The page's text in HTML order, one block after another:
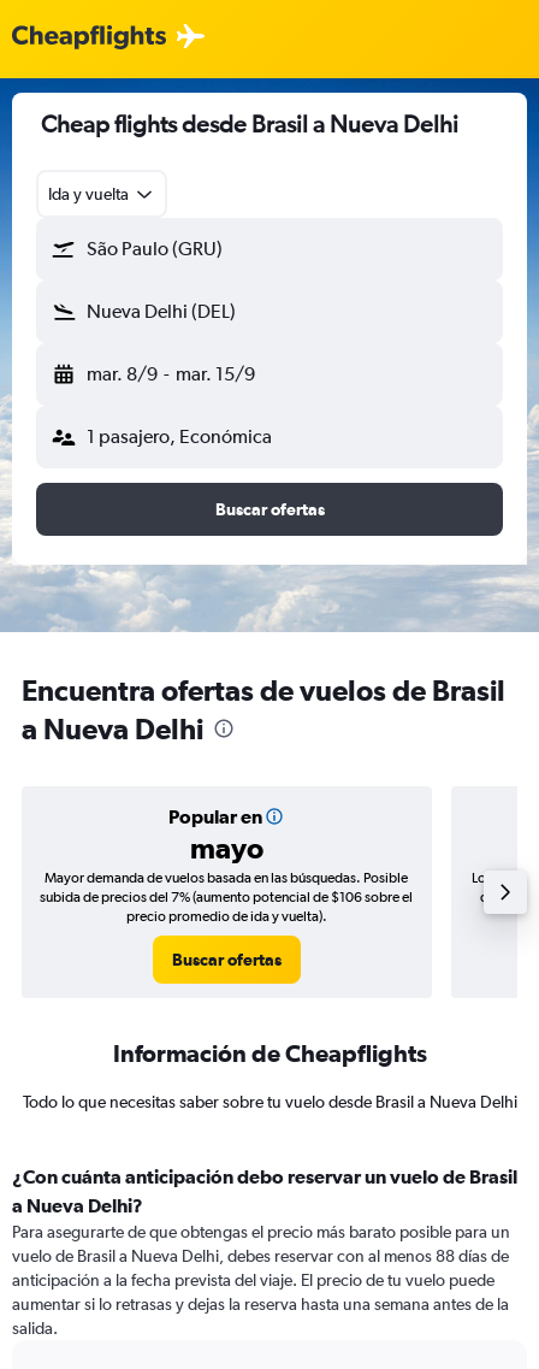
Cheap flights desde Brasil a Nueva Delhi
Ida y vuelta
São Paulo (GRU)
Nueva Delhi (DEL)
mar. 8/9 - mar. 15/9
1 pasajero, Económica
Buscar ofertas
Encuentra ofertas de vuelos de Brasil
a Nueva Delhi
Popular en
mayo
Mayor demanda de vuelos basada en las búsquedas. Posible
subida de precios del 7% (aumento potencial de $106 sobre el
precio promedio de ida y vuelta).
Buscar ofertas
Los
de
Información de Cheapflights
Todo lo que necesitas saber sobre tu vuelo desde Brasil a Nueva Delhi
¿Con cuánta anticipación debo reservar un vuelo de Brasil
a Nueva Delhi?
Para asegurarte de que obtengas el precio más barato posible para un
vuelo de Brasil a Nueva Delhi, debes reservar con al menos 88 días de
anticipación a la fecha prevista del viaje. El precio de tu vuelo puede
aumentar si lo retrasas y dejas la reserva hasta una semana antes de la
salida.